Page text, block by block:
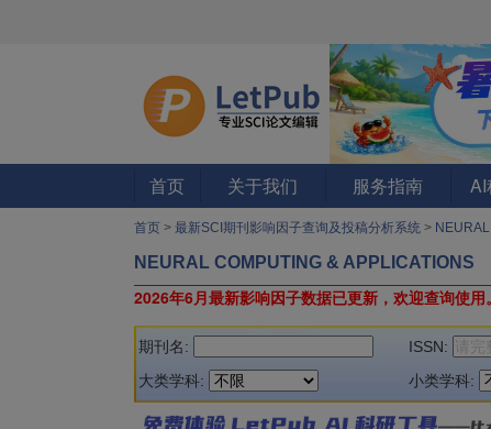
首页 关于我们 服务指南 AI
首页 > 最新SCI期刊影响因子查询及投稿分析系统 >
NEURAL COMPUTING & APPLICATIONS
2026年6月最新影响因子数据已更新，欢迎查询使用。
期刊名: ISSN:
大类学科:
小类学科: